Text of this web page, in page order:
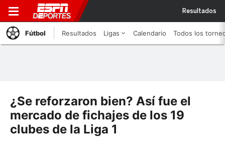
Resultados
Fútbol Resultados Ligas Calendario Todos los
¿Se reforzaron bien? Así fue el
mercado de fichajes de los 19
clubes de la Liga 1